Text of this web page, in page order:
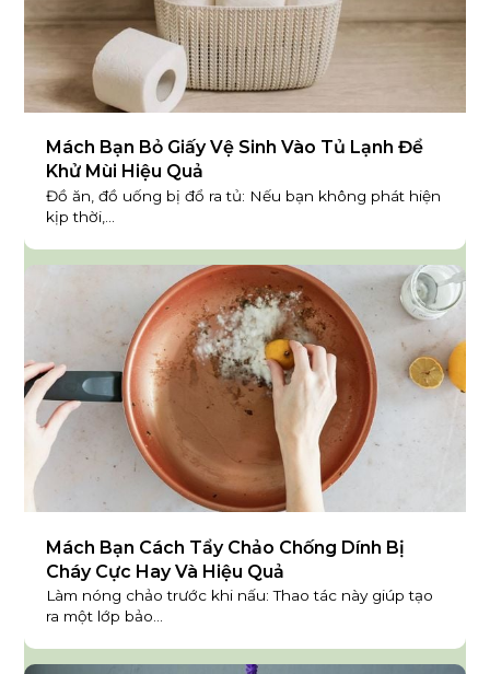
Mách Bạn Bỏ Giấy Vệ Sinh Vào Tủ Lạnh Để
Khử Mùi Hiệu Quả
Đồ ăn, đồ uống bị đổ ra tủ: Nếu bạn không phát hiện
kịp thời,...
Mách Bạn Cách Tẩy Chảo Chống Dính Bị
Cháy Cực Hay Và Hiệu Quả
Làm nóng chảo trước khi nấu: Thao tác này giúp tạo
ra một lớp bảo...